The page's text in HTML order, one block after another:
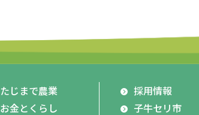
たじまで農業
お金とくらし
採用情報
子牛セリ市